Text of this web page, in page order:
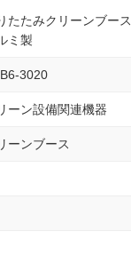
たたみクリーンブース
ミ製
3020
ーン設備関連機器
ーンブース